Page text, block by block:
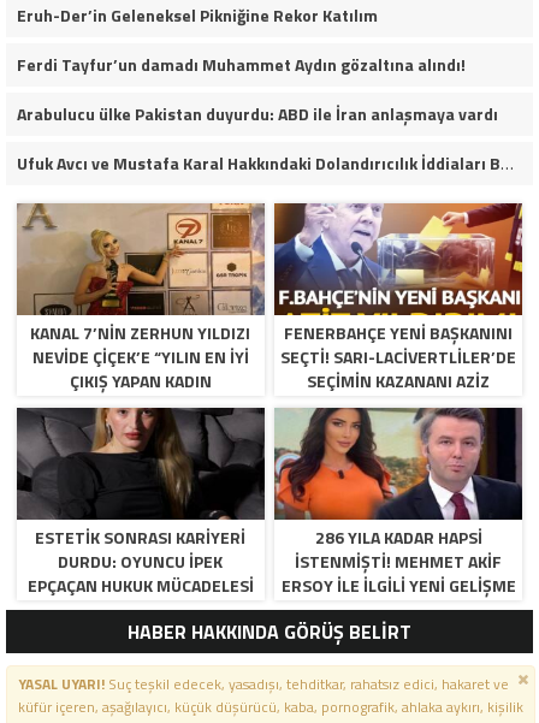
Eruh-Der’in Geleneksel Pikniğine Rekor Katılım
Ferdi Tayfur’un damadı Muhammet Aydın gözaltına alındı!
Arabulucu ülke Pakistan duyurdu: ABD ile İran anlaşmaya vardı
Ufuk Avcı ve Mustafa Karal Hakkındaki Dolandırıcılık İddiaları Büyüyor
KANAL 7’NİN ZERHUN YILDIZI
NEVİDE ÇİÇEK’E “YILIN EN İYİ
ÇIKIŞ YAPAN KADIN
OYUNCUSU” ÖDÜLÜ!
FENERBAHÇE YENI BAŞKANINI
SEÇTI! SARI-LACIVERTLILER’DE
SEÇIMIN KAZANANI AZIZ
YILDIRIM OLDU
ESTETIK SONRASI KARIYERI
DURDU: OYUNCU İPEK
EPÇAÇAN HUKUK MÜCADELESI
VERIYOR
286 YILA KADAR HAPSI
ISTENMIŞTI! MEHMET AKIF
ERSOY ILE ILGILI YENI GELIŞME
HABER HAKKINDA GÖRÜŞ BELİRT
YASAL UYARI!Suç teşkil edecek, yasadışı, tehditkar, rahatsız edici, hakaret ve
küfür içeren, aşağılayıcı, küçük düşürücü, kaba, pornografik, ahlaka aykırı, kişilik